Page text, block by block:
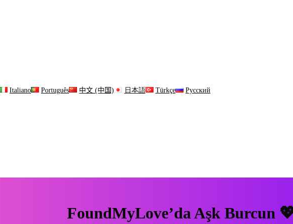
Italiano Português 中文 (中国) 日本語 Türkçe Русский
FoundMyLove’da Aşk Burcun